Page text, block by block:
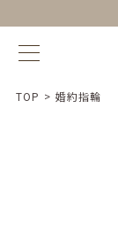
TOP > 婚約指輪